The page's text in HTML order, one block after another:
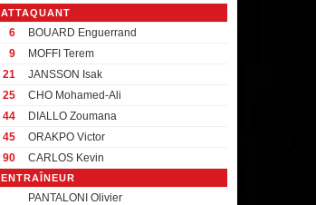
ATTAQUANT
6
BOUARD Enguerrand
9
MOFFI Terem
21
JANSSON Isak
25
CHO Mohamed-Ali
44
DIALLO Zoumana
45
ORAKPO Victor
90
CARLOS Kevin
ENTRAÎNEUR
PANTALONI Olivier